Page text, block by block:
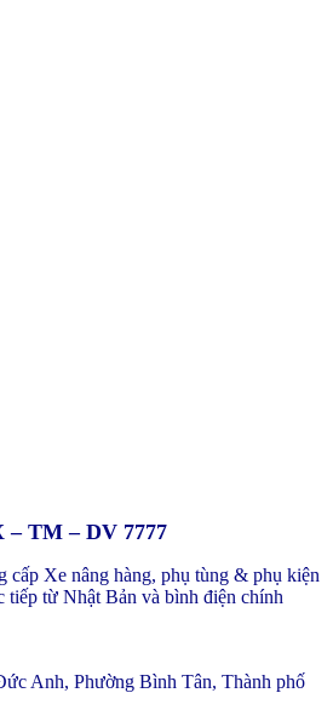
– TM – DV 7777
Xe nâng hàng, phụ tùng & phụ kiện
tiếp từ Nhật Bản và bình điện chính
Anh, Phường Bình Tân, Thành phố